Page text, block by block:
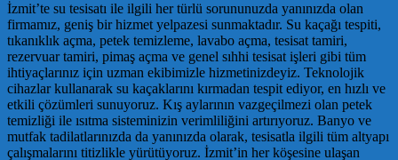
İzmit’te su tesisatı ile ilgili her türlü sorununuzda yanınızda olan
firmamız, geniş bir hizmet yelpazesi sunmaktadır. Su kaçağı tespiti,
tıkanıklık açma, petek temizleme, lavabo açma, tesisat tamiri,
rezervuar tamiri, pimaş açma ve genel sıhhi tesisat işleri gibi tüm
ihtiyaçlarınız için uzman ekibimizle hizmetinizdeyiz. Teknolojik
cihazlar kullanarak su kaçaklarını kırmadan tespit ediyor, en hızlı ve
etkili çözümleri sunuyoruz. Kış aylarının vazgeçilmezi olan petek
temizliği ile ısıtma sisteminizin verimliliğini artırıyoruz. Banyo ve
mutfak tadilatlarınızda da yanınızda olarak, tesisatla ilgili tüm altyapı
çalışmalarını titizlikle yürütüyoruz. İzmit’in her köşesine ulaşan